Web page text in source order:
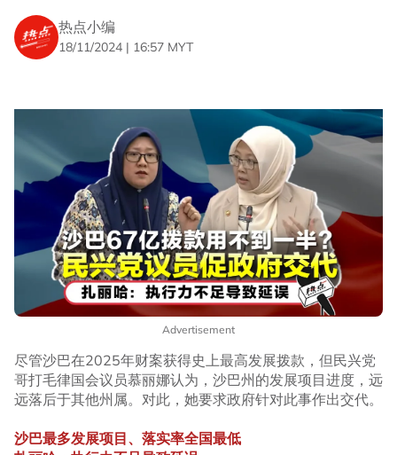
热点小编
18/11/2024 | 16:57 MYT
Advertisement
尽管沙巴在2025年财案获得史上最高发展拨款，但民兴党
哥打毛律国会议员慕丽娜认为，沙巴州的发展项目进度，远
远落后于其他州属。对此，她要求政府针对此事作出交代。
沙巴最多发展项目、落实率全国最低